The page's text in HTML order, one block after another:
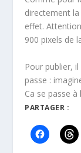
directement
effet.
900 pixels de
Pour publier,
passe :
Ca se passe à
PARTAGER :